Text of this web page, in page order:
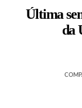
Última
da